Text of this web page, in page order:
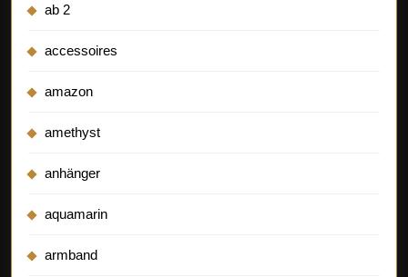
ab 2
accessoires
amazon
amethyst
anhänger
aquamarin
armband